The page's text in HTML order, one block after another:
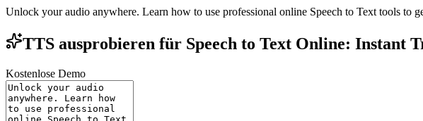
Unlock your audio anywhere. Learn how to use professional online Speech to Text tools to
TTS ausprobieren für Speech to Text Online: Instant
Kostenlose Demo